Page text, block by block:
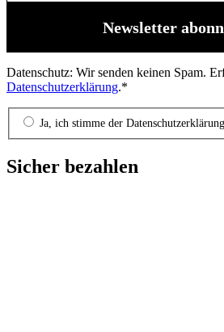
Datenschutz: Wir senden keinen Spam.
Datenschutzerklärung.*
Ja, ich stimme der Datenschutzerklärung
Sicher bezahlen